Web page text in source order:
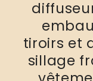
tiroirs et
sillage